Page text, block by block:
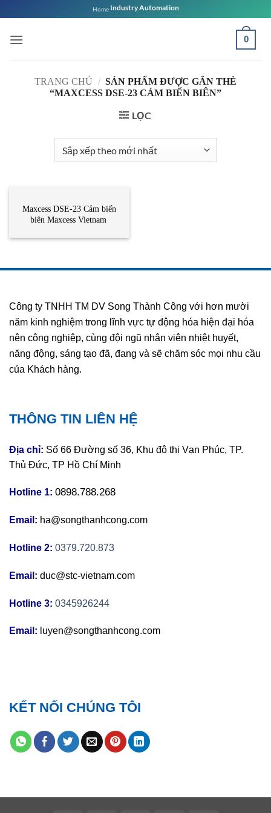
qua
nội
Home Industry Automation
0
TRANG CHỦ / SẢN PHẨM ĐƯỢC GẮN THẺ
“MAXCESS DSE-23 CẢM BIẾN BIÊN”
LỌC
Maxcess DSE-23 Cảm biến
biên Maxcess Vietnam
Công ty TNHH TM DV Song Thành Công với hơn mười
năm kinh nghiệm trong lĩnh vực tự động hóa hiện đại hóa
nên công nghiệp, cùng đội ngũ nhân viên nhiệt huyết,
năng động, sáng tạo đã, đang và sẽ chăm sóc mọi nhu cầu
của Khách hàng.
THÔNG TIN LIÊN HỆ
Địa chỉ: Số 66 Đường số 36, Khu đô thị Vạn Phúc, TP.
Thủ Đức, TP Hồ Chí Minh
Hotline 1: 0898.788.268
Email: ha@songthanhcong.com
Hotline 2: 0379.720.873
Email: duc@stc-vietnam.com
Hotline 3: 0345926244
Email: luyen@songthanhcong.com
KẾT NỐI CHÚNG TÔI